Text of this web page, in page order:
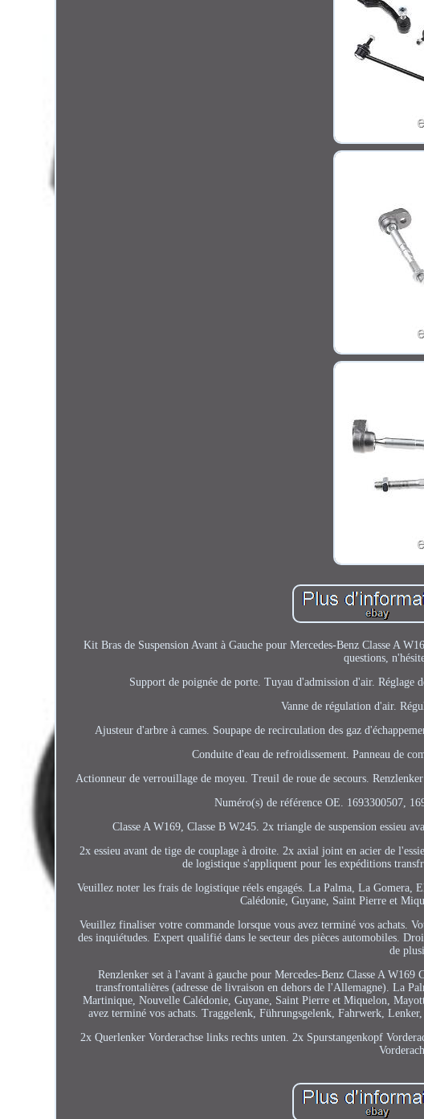
Kit Bras de Suspension Avant à Gauche pour Mercedes-Benz Classe A
questions,
Support de poignée de porte. Tuyau d'admission d'air. Réglage
Vanne de régulation d'air.
Ajusteur d'arbre à cames. Soupape de recirculation des gaz
Conduite d'eau de refroidissement. Panneau de
Actionneur de verrouillage de moyeu. Treuil de roue de secours.
Numéro(s) de référence OE. 1693300507,
Classe A W169, Classe B W245. 2x triangle de suspension essieu
2x essieu avant de tige de couplage à droite. 2x axial joint en acier de
de logistique s'appliquent pour les expéditions
Veuillez noter les frais de logistique réels engagés. La Palma, La
Calédonie, Guyane, Saint Pierre et
Veuillez finaliser votre commande lorsque vous avez terminé vos achats.
des inquiétudes. Expert qualifié dans le secteur des pièces automobiles.
de
Renzlenker set à l'avant à gauche pour Mercedes-Benz Classe A
transfrontalières (adresse de livraison en dehors de l'Allemagne). La
Martinique, Nouvelle Calédonie, Guyane, Saint Pierre et Miquelon,
avez terminé vos achats. Traggelenk, Führungsgelenk, Fahrwerk,
2x Querlenker Vorderachse links rechts unten. 2x Spurstangenkopf